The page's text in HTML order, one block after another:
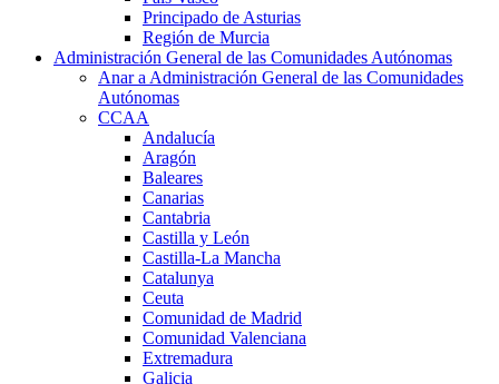
Principado de Asturias
Región de Murcia
Administración General de las Comunidades Autónomas
Anar a Administración General de las Comunidades
Autónomas
CCAA
Andalucía
Aragón
Baleares
Canarias
Cantabria
Castilla y León
Castilla-La Mancha
Catalunya
Ceuta
Comunidad de Madrid
Comunidad Valenciana
Extremadura
Galicia